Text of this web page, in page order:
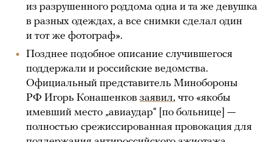
из разрушенного роддома одна и та же девушка
в разных одеждах, а все снимки сделал один
и тот же фотограф».
Позднее подобное описание случившегося
поддержали и российские ведомства.
Официальный представитель Минобороны
РФ Игорь Конашенков заявил, что «якобы
имевший место „авиаудар“ [по больнице] —
полностью срежиссированная провокация для